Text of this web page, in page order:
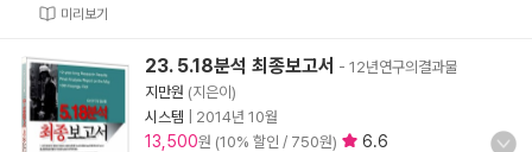
미리보기
23. 5.18분석 최종보고서 - 12년연구의결과물
지만원 (지은이)
시스템
2014년 10월
13,500원 (10% 할인 / 750원) 6.6